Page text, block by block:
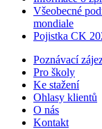
Všeobecné
mondiale
Pojistka CK
Poznávací
Pro školy
Ke stažení
Ohlasy klientů
O nás
Kontakt